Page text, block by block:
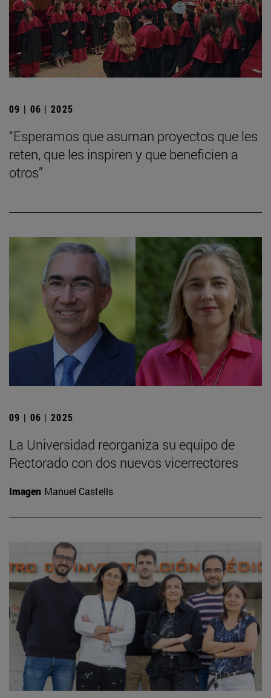
09 | 06 | 2025
“Esperamos que asuman proyectos que les
reten, que les inspiren y que beneficien a
otros”
09 | 06 | 2025
La Universidad reorganiza su equipo de
Rectorado con dos nuevos vicerrectores
Imagen Manuel Castells